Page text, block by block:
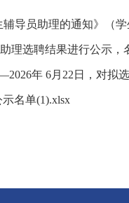
辅导员助理的通知》（
理选聘结果进行公示，
2026年 6月 22 日， 对拟
名单(1).xlsx